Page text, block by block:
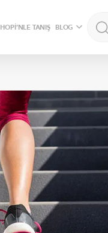
HOPİ’NLE TANIŞ BLOG